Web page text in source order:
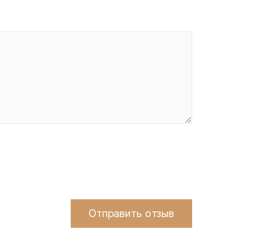
Отправить отзыв